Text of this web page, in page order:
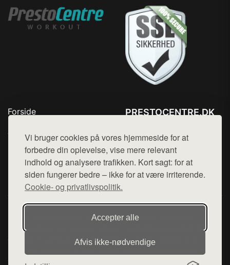
Vi bruger cookies på vores hjemmeside for at
forbedre din oplevelse, vise mere relevant
indhold og analysere trafikken. Kort sagt: for at
siden fungerer bedre – ikke for at være irriterende.
Cookie- og privatlivspolitik.
Accepter alle
Afvis ikke‑nødvendige
Forside
Top Rabatter
Kontakt
PRESTOCENTRE.DK
Mail: hej@want.dk
Cookie- og privatlivspolitik
Denne side er en del af want.dk, der udgiver en række
hjemmesider med præsentation af forskellige produkter fra
diverse webshops. Der sælges ikke varer fra denne side - vi
henviser til de shops, som sælger varen. Vi har heller ikke
varerne på lager.